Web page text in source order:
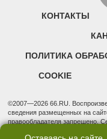
КОНТАКТЫ
ПОЛИТИКА
COOKIE
©2007—2026 66.RU.
сведения размещенных на
правообладателя запрещено.